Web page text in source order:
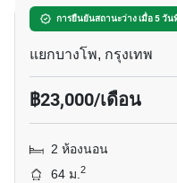
การยืนยันสถานะว่าง เมื่อ 5 วั
เดอะ ทรี อินเตอร์เ
แยกบางโพ, กรุงเทพ
฿23,000/เดือน
2 ห้องนอน
64 ม.2